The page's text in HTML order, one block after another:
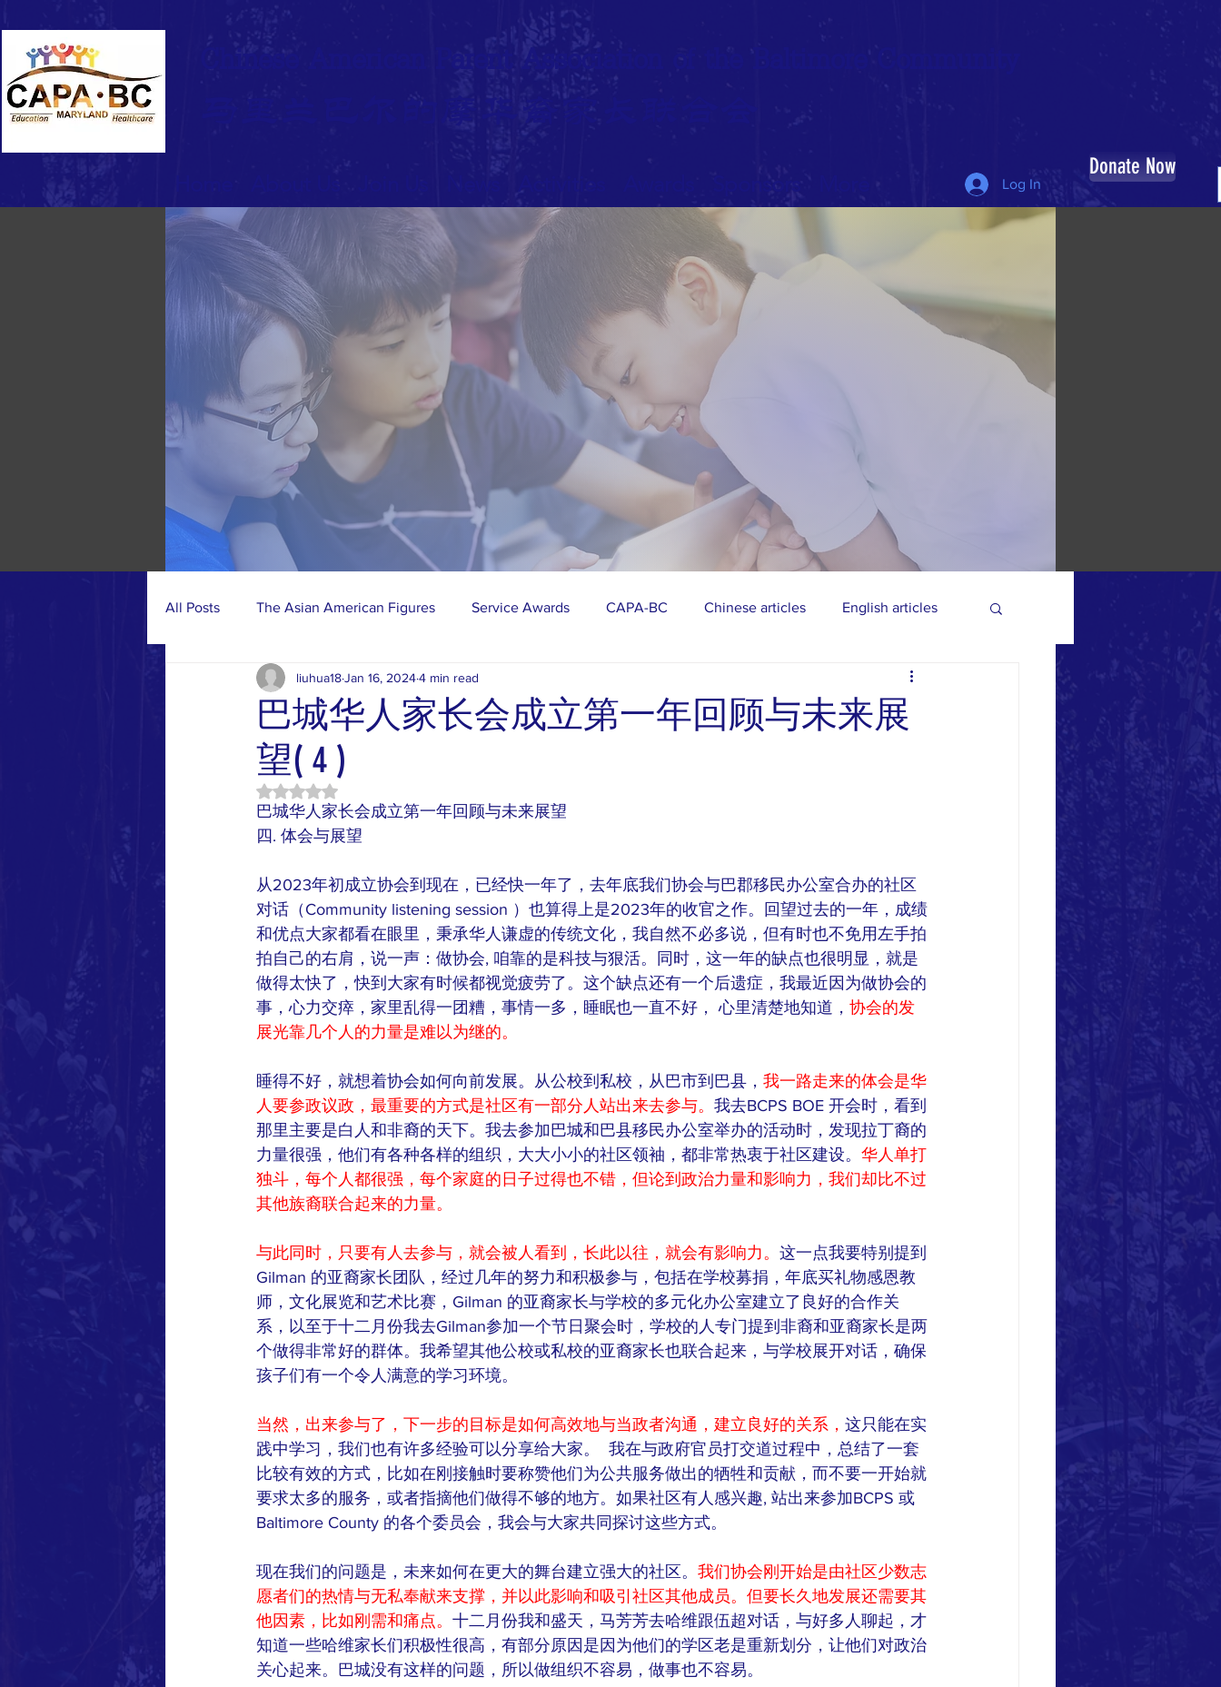
t Association of the Baltimore Community
马里兰巴尔的 摩华裔家长联合会
Activities Sponsors Log In
Donate Now
All Posts The Asian American Figures Service Awards CAPA-BC Chinese articles English articles
Photo Gallery CAPA-BC Activities
巴城华人家长会成立第一年回顾与未来展
望( 4 )
liuhua18Jan 16, 20244 min read
Rated NaN out of 5 stars.
巴城华人家长会成立第一年回顾与未来展望
四. 体会与展望
从2023年初成立协会到现在，已经快一年了，去年底我们协会与巴郡移民办公室合办的社区
对话（Community listening session ）也算得上是2023年的收官之作。回望过去的一年，成绩
和优点大家都看在眼里，秉承华人谦虚的传统文化，我自然不必多说，但有时也不免用左手拍
拍自己的右肩，说一声：做协会, 咱靠的是科技与狠活。同时，这一年的缺点也很明显，就是
做得太快了，快到大家有时候都视觉疲劳了。这个缺点还有一个后遗症，我最近因为做协会的
事，心力交瘁，家里乱得一团糟，事情一多，睡眠也一直不好， 心里清楚地知道， 协会的发
展光靠几个人的力量是难以为继的。
睡得不好，就想着协会如何向前发展。从公校到私校，从巴市到巴县， 我一路走来的体会是华
人要参政议政，最重要的方式是社区有一部分人站出来去参与。 我去BCPS BOE 开会时，看到
那里主要是白人和非裔的天下。我去参加巴城和巴县移民办公室举办的活动时，发现拉丁裔的
力量很强，他们有各种各样的组织，大大小小的社区领袖，都非常热衷于社区建设。 华人单打
独斗，每个人都很强，每个家庭的日子过得也不错，但论到政治力量和影响力，我们却比不过
其他族裔联合起来的力量。
与此同时，只要有人去参与，就会被人看到，长此以往，就会有影响力。 这一点我要特别提到
Gilman 的亚裔家长团队，经过几年的努力和积极参与，包括在学校募捐，年底买礼物感恩教
师，文化展览和艺术比赛，Gilman 的亚裔家长与学校的多元化办公室建立了良好的合作关
系，以至于十二月份我去Gilman参加一个节日聚会时，学校的人专门提到非裔和亚裔家长是两
个做得非常好的群体。我希望其他公校或私校的亚裔家长也联合起来，与学校展开对话，确保
孩子们有一个令人满意的学习环境。
当然，出来参与了，下一步的目标是如何高效地与当政者沟通，建立良好的关系， 这只能在实
践中学习，我们也有许多经验可以分享给大家。  我在与政府官员打交道过程中，总结了一套
比较有效的方式，比如在刚接触时要称赞他们为公共服务做出的牺牲和贡献，而不要一开始就
要求太多的服务，或者指摘他们做得不够的地方。如果社区有人感兴趣, 站出来参加BCPS 或
Baltimore County 的各个委员会，我会与大家共同探讨这些方式。
现在我们的问题是，未来如何在更大的舞台建立强大的社区。 我们协会刚开始是由社区少数志
愿者们的热情与无私奉献来支撑，并以此影响和吸引社区其他成员。但要长久地发展还需要其
他因素，比如刚需和痛点。 十二月份我和盛天，马芳芳去哈维跟伍超对话，与好多人聊起，才
知道一些哈维家长们积极性很高，有部分原因是因为他们的学区老是重新划分，让他们对政治
关心起来。巴城没有这样的问题，所以做组织不容易，做事也不容易。